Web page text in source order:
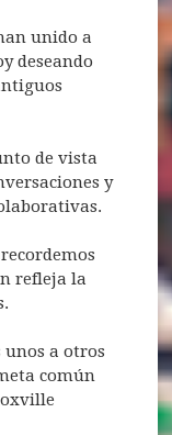
unido a
deseando
de vista
y
refleja la
unos a otros
común